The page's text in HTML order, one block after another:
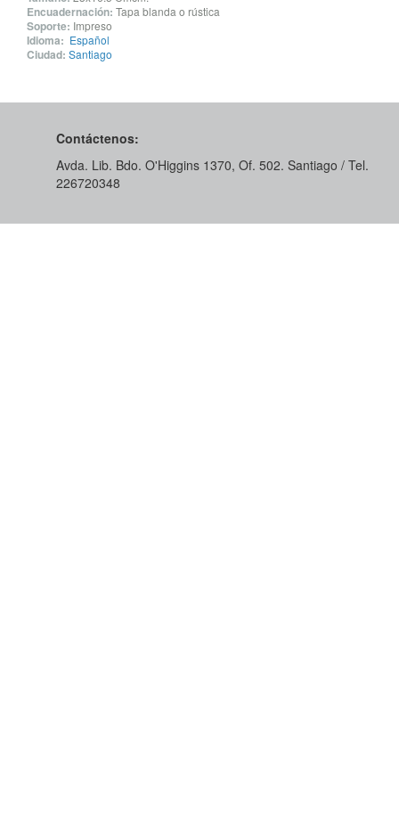
Encuadernación: Tapa blanda o rústica
Soporte: Impreso
Idioma: Español
Ciudad: Santiago
Contáctenos:
Avda. Lib. Bdo. O'Higgins 1370, Of. 502. Santiago / Tel.
226720348